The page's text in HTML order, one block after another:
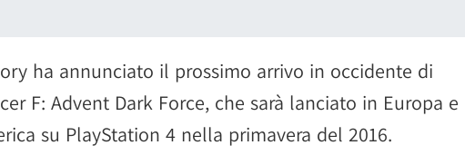
ha annunciato il prossimo arrivo in occidente di
F: Advent Dark Force, che sarà lanciato in Europa e
su PlayStation 4 nella primavera del 2016.